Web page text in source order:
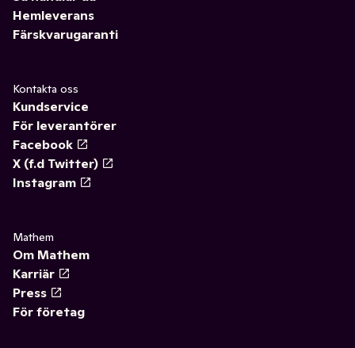
Hemleverans
Färskvarugaranti
Kontakta oss
Kundservice
För leverantörer
Facebook
X (f.d Twitter)
Instagram
Mathem
Om Mathem
Karriär
Press
För företag